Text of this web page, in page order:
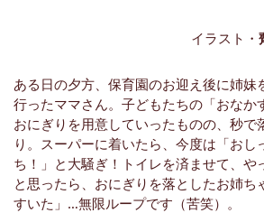
イラスト・
ある日の夕方、保育園のお迎え後に姉妹
行ったママさん。子どもたちの「おなか
おにぎりを用意していったものの、秒で
り。スーパーに着いたら、今度は「おし
ち！」と大騒ぎ！トイレを済ませて、や
と思ったら、おにぎりを落としたお姉ち
すいた」…無限ループです（苦笑）。